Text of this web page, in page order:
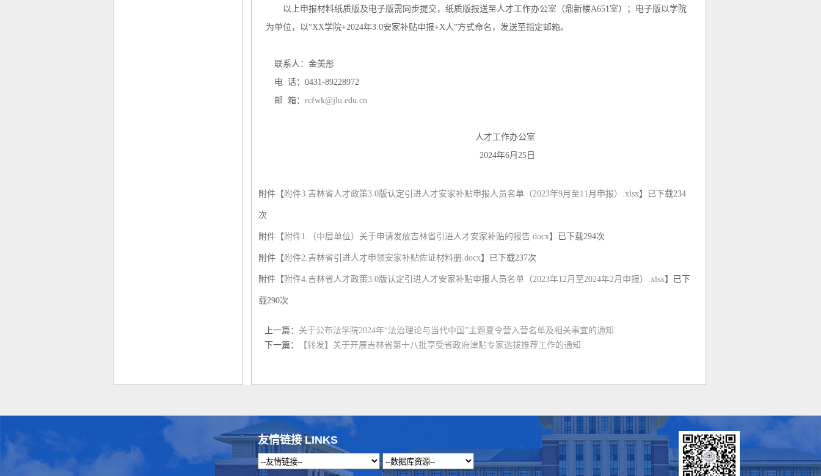
以上申报材料纸质版及电子版需同步提交，纸质版报送至人才工作办公室（鼎新楼A651室）；电子版以学院
为单位，以“XX学院+2024年3.0安家补贴申报+X人”方式命名，发送至指定邮箱。
联系人：金美彤
电 话：0431-89228972
邮 箱： rcfwk@jlu.edu.cn
人才工作办公室
2024年6月25日
附件【 附件3.吉林省人才政策3.0版认定引进人才安家补贴申报人员名单（2023年9月至11月申报）.xlsx】已下载234
次
附件【 附件1.（中层单位）关于申请发放吉林省引进人才安家补贴的报告.docx】已下载294次
附件【 附件2.吉林省引进人才申领安家补贴佐证材料册.docx】已下载237次
附件【 附件4.吉林省人才政策3.0版认定引进人才安家补贴申报人员名单（2023年12月至2024年2月申报）.xlsx】已下
载290次
上一篇： 关于公布法学院2024年“法治理论与当代中国”主题夏令营入营名单及相关事宜的通知
下一篇：
【转发】关于开展吉林省第十八批享受省政府津贴专家选拔推荐工作的通知
友情链接 LINKS